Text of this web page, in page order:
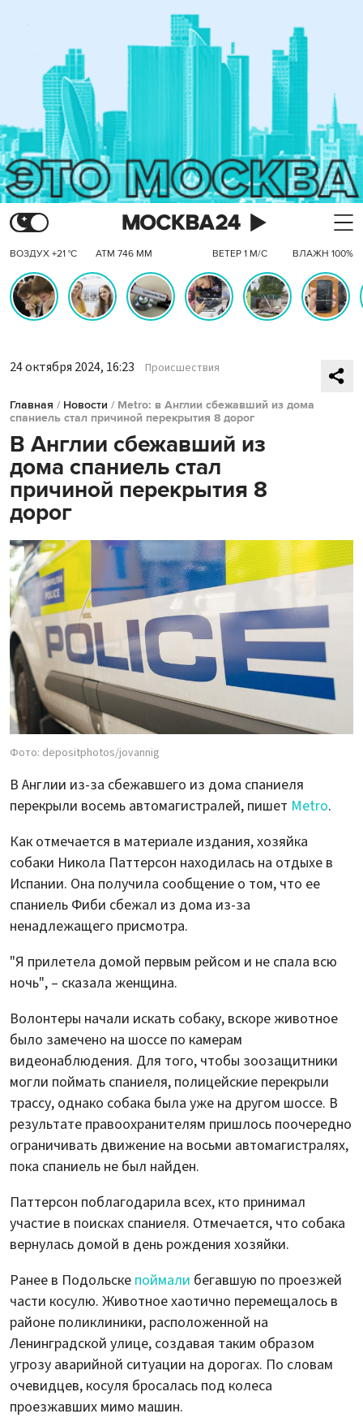
ВОЗДУХ +21 °C АТМ 746 ММ ВЕТЕР 1 М/С ВЛАЖН 100%
24 октября 2024, 16:23 Происшествия
Главная / Новости / Metro: в Англии сбежавший из дома
спаниель стал причиной перекрытия 8 дорог
В Англии сбежавший из
дома спаниель стал
причиной перекрытия 8
дорог
Фото: depositphotos/jovannig
В Англии из-за сбежавшего из дома спаниеля
перекрыли восемь автомагистралей, пишет Metro.
Как отмечается в материале издания, хозяйка
собаки Никола Паттерсон находилась на отдыхе в
Испании. Она получила сообщение о том, что ее
спаниель Фиби сбежал из дома из-за
ненадлежащего присмотра.
"Я прилетела домой первым рейсом и не спала всю
ночь", – сказала женщина.
Волонтеры начали искать собаку, вскоре животное
было замечено на шоссе по камерам
видеонаблюдения. Для того, чтобы зоозащитники
могли поймать спаниеля, полицейские перекрыли
трассу, однако собака была уже на другом шоссе. В
результате правоохранителям пришлось поочередно
ограничивать движение на восьми автомагистралях,
пока спаниель не был найден.
Паттерсон поблагодарила всех, кто принимал
участие в поисках спаниеля. Отмечается, что собака
вернулась домой в день рождения хозяйки.
Ранее в Подольске поймали бегавшую по проезжей
части косулю. Животное хаотично перемещалось в
районе поликлиники, расположенной на
Ленинградской улице, создавая таким образом
угрозу аварийной ситуации на дорогах. По словам
очевидцев, косуля бросалась под колеса
проезжавших мимо машин.